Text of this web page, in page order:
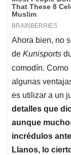
Ahora bien, no
de Kunisports
comodín. Como
algunas
es utilizar a un
detalles que
aunque
incrédulos
Llanos, lo